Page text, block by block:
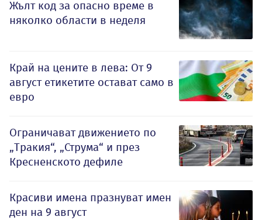
Жълт код за опасно време в
няколко области в неделя
Край на цените в лева: От 9
август етикетите остават само в
евро
Ограничават движението по
„Тракия“, „Струма“ и през
Кресненското дефиле
Красиви имена празнуват имен
ден на 9 август